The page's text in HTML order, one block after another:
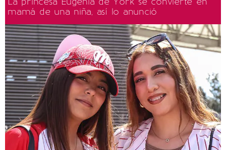
mamá de una niña, así lo anunció